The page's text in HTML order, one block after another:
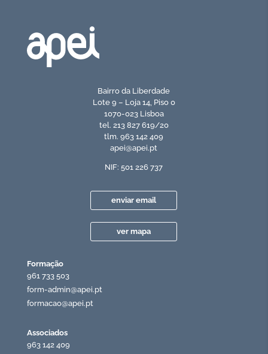
Bairro da Liberdade
Lote 9 – Loja 14, Piso 0
1070-023 Lisboa
tel. 213 827 619/20
tlm. 963 142 409
apei@apei.pt
NIF: 501 226 737
enviar email
ver mapa
Formação
961 733 503
form-admin@apei.pt
formacao@apei.pt
Associados
963 142 409